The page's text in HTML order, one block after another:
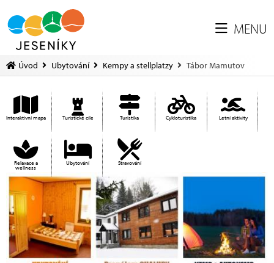
MENU
Úvod Ubytování Kempy a stellplatzy Tábor Mamutov
Interaktivní mapa Turistické cíle Turistika Cykloturistika Letní aktivity
Relaxace a
wellness
Ubytování Stravování